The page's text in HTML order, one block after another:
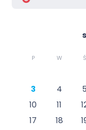
P W Ś
3
4 5
10
11
17
18